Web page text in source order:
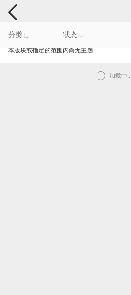
手机反馈
分类 状态
本版块或指定的范围内尚无主题
加载中..